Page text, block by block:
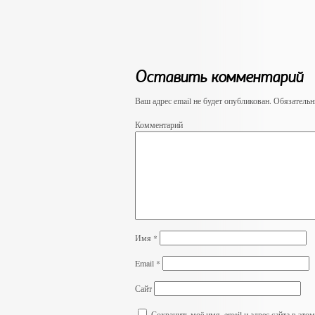
Оставить комментарий
Ваш адрес email не будет опубликован.
Комментарий
Имя *
Email *
Сайт